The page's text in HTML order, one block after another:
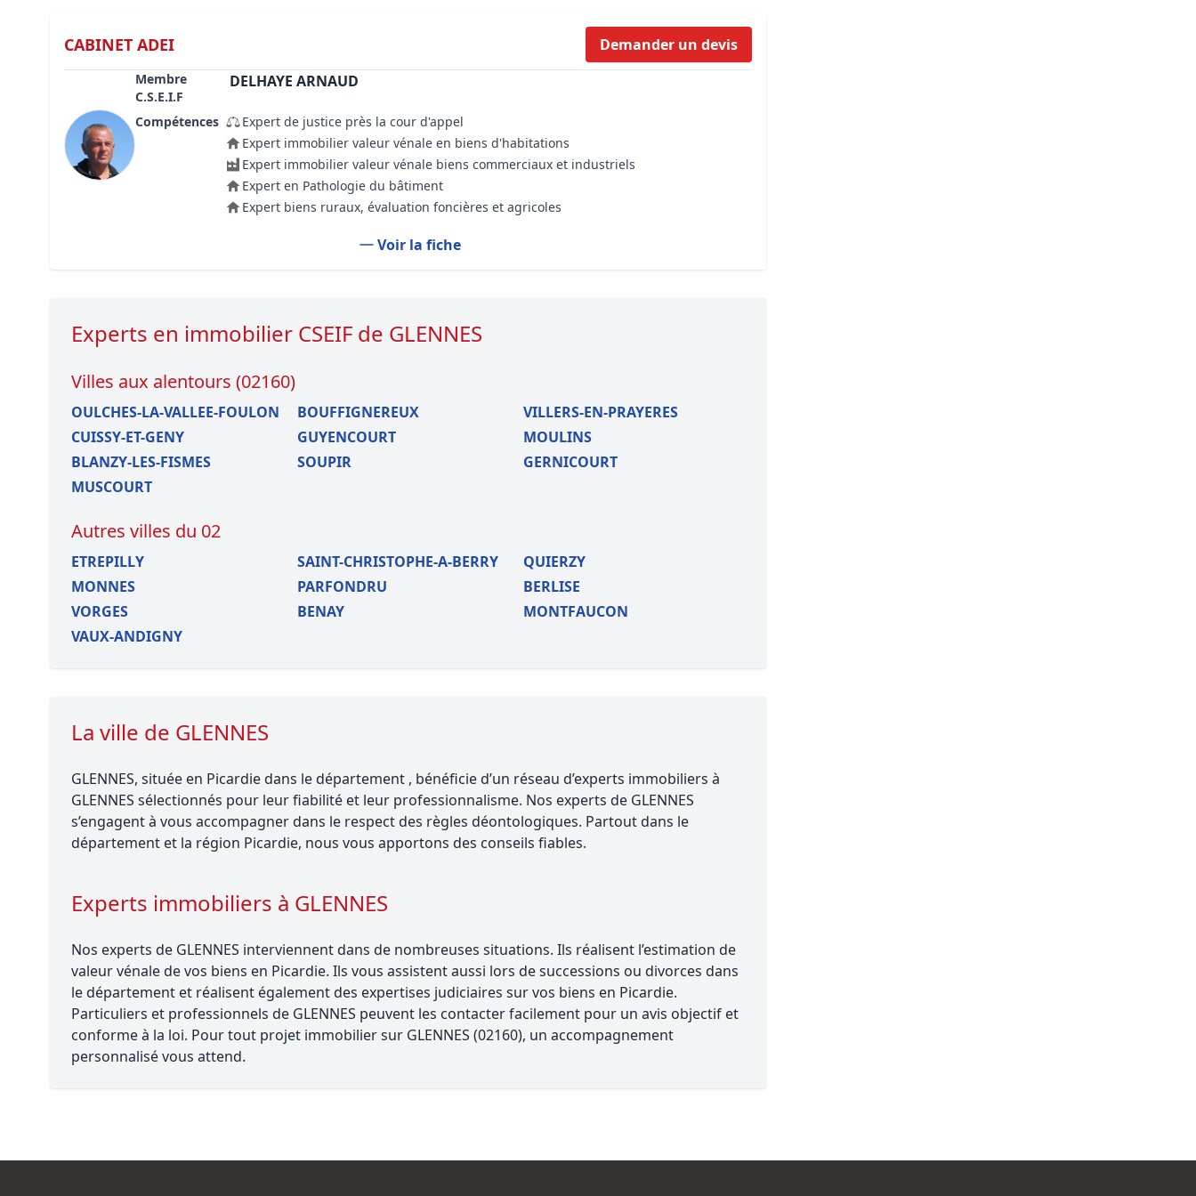
Formation règles d’urbanisme
CABINET ADEI Demander un devis
Membre
C.S.E.I.F
DELHAYE ARNAUD
Compétences
Expert de justice près la cour d'appel
Expert immobilier valeur vénale en biens d'habitations
Expert immobilier valeur vénale biens commerciaux et industriels
Expert en Pathologie du bâtiment
Expert biens ruraux, évaluation foncières et agricoles
Voir la fiche
Experts en immobilier CSEIF de GLENNES
Villes aux alentours (02160)
OULCHES-LA-VALLEE-FOULON BOUFFIGNEREUX
VILLERS-EN-PRAYERES
CUISSY-ET-GENY
GUYENCOURT
MOULINS
BLANZY-LES-FISMES
SOUPIR
GERNICOURT
MUSCOURT
Autres villes du 02
ETREPILLY SAINT-CHRISTOPHE-A-BERRY
QUIERZY
MONNES
PARFONDRU
BERLISE
VORGES
BENAY
MONTFAUCON
VAUX-ANDIGNY
La ville de GLENNES
GLENNES, située en Picardie dans le département , bénéficie d’un réseau d’experts immobiliers à
GLENNES sélectionnés pour leur fiabilité et leur professionnalisme. Nos experts de GLENNES
s’engagent à vous accompagner dans le respect des règles déontologiques. Partout dans le
département et la région Picardie, nous vous apportons des conseils fiables.
Experts immobiliers à GLENNES
Nos experts de GLENNES interviennent dans de nombreuses situations. Ils réalisent l’estimation de
valeur vénale de vos biens en Picardie. Ils vous assistent aussi lors de successions ou divorces dans
le département et réalisent également des expertises judiciaires sur vos biens en Picardie.
Particuliers et professionnels de GLENNES peuvent les contacter facilement pour un avis objectif et
conforme à la loi. Pour tout projet immobilier sur GLENNES (02160), un accompagnement
personnalisé vous attend.